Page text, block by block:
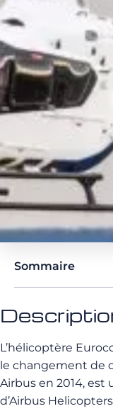
Sommaire
L’hélicoptère
le changement de
Airbus en 2014,
d’Airbus